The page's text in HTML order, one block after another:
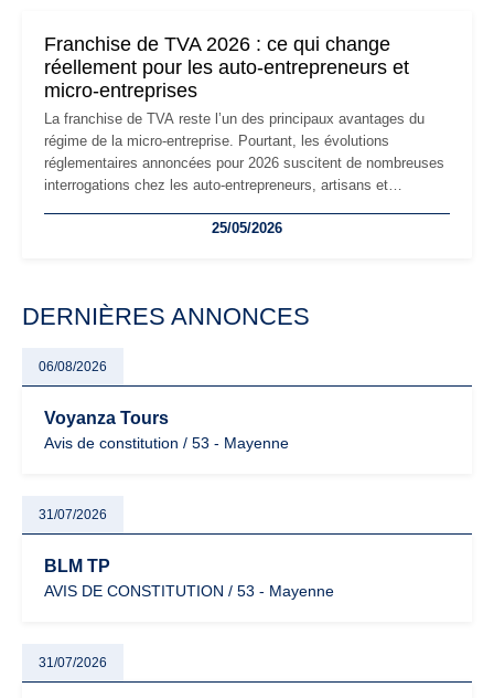
Franchise de TVA 2026 : ce qui change
réellement pour les auto-entrepreneurs et
micro-entreprises
La franchise de TVA reste l’un des principaux avantages du
régime de la micro-entreprise. Pourtant, les évolutions
réglementaires annoncées pour 2026 suscitent de nombreuses
interrogations chez les auto-entrepreneurs, artisans et
facturation ou risque de bascule vers la TVA : les règles
25/05/2026
DERNIÈRES ANNONCES
06/08/2026
Voyanza Tours
Avis de constitution / 53 - Mayenne
31/07/2026
BLM TP
AVIS DE CONSTITUTION / 53 - Mayenne
31/07/2026